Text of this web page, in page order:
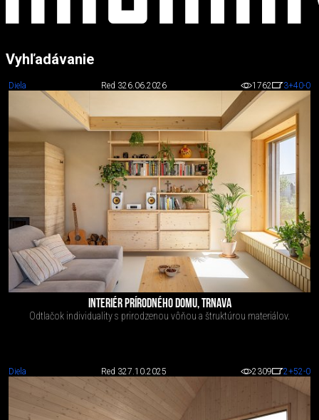
Vyhľadávanie
Diela Red 326.06.2026 1762 3+40-0
INTERIÉR PRÍRODNÉHO DOMU, TRNAVA
Odtlačok individuality s prirodzenou vôňou a štruktúrou materiálov.
Diela Red 327.10.2025 2309 2+52-0